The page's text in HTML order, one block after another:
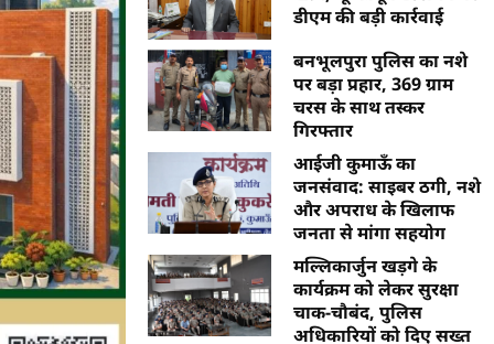
डीएम की बड़ी कार्रवाई
बनभूलपुरा पुलिस का नशे
पर बड़ा प्रहार, 369 ग्राम
चरस के साथ तस्कर
गिरफ्तार
आईजी कुमाऊँ का
जनसंवाद: साइबर ठगी, नशे
और अपराध के खिलाफ
जनता से मांगा सहयोग
मल्लिकार्जुन खड़गे के
कार्यक्रम को लेकर सुरक्षा
चाक-चौबंद, पुलिस
अधिकारियों को दिए सख्त